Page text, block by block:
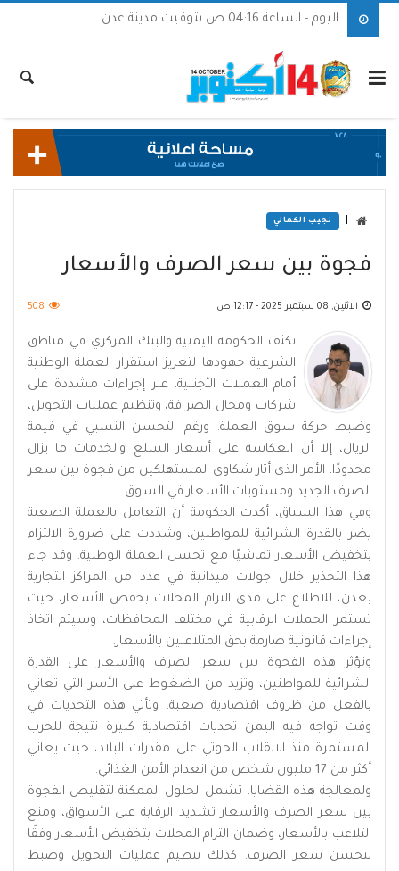
اليوم - الساعة 04:16 ص بتوقيت مدينة عدن
نجيب الكمالي
فجوة بين سعر الصرف والأسعار
الاثنين, 08 سبتمبر 2025 - 12:17 ص 508
تكثف الحكومة اليمنية والبنك المركزي في مناطق
الشرعية جهودها لتعزيز استقرار العملة الوطنية
أمام العملات الأجنبية، عبر إجراءات مشددة على
شركات ومحال الصرافة، وتنظيم عمليات التحويل،
وضبط حركة سوق العملة. ورغم التحسن النسبي في قيمة
الريال، إلا أن انعكاسه على أسعار السلع والخدمات ما يزال
محدودًا، الأمر الذي أثار شكاوى المستهلكين من فجوة بين سعر
الصرف الجديد ومستويات الأسعار في السوق.
وفي هذا السياق، أكدت الحكومة أن التعامل بالعملة الصعبة
يضر بالقدرة الشرائية للمواطنين، وشددت على ضرورة الالتزام
بتخفيض الأسعار تماشيًا مع تحسن العملة الوطنية. وقد جاء
هذا التحذير خلال جولات ميدانية في عدد من المراكز التجارية
بعدن، للاطلاع على مدى التزام المحلات بخفض الأسعار، حيث
تستمر الحملات الرقابية في مختلف المحافظات، وسيتم اتخاذ
إجراءات قانونية صارمة بحق المتلاعبين بالأسعار.
وتؤثر هذه الفجوة بين سعر الصرف والأسعار على القدرة
الشرائية للمواطنين، وتزيد من الضغوط على الأسر التي تعاني
بالفعل من ظروف اقتصادية صعبة. وتأتي هذه التحديات في
وقت تواجه فيه اليمن تحديات اقتصادية كبيرة نتيجة للحرب
المستمرة منذ الانقلاب الحوثي على مقدرات البلاد، حيث يعاني
أكثر من 17 مليون شخص من انعدام الأمن الغذائي.
ولمعالجة هذه القضايا، تشمل الحلول الممكنة لتقليص الفجوة
بين سعر الصرف والأسعار تشديد الرقابة على الأسواق، ومنع
التلاعب بالأسعار، وضمان التزام المحلات بتخفيض الأسعار وفقًا
لتحسن سعر الصرف. كذلك تنظيم عمليات التحويل وضبط